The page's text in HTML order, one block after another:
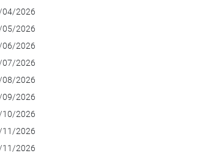
04/2026
05/2026
06/2026
07/2026
08/2026
09/2026
10/2026
11/2026
11/2026